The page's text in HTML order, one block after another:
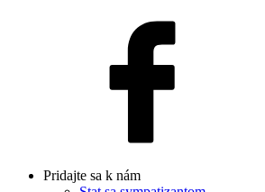
Pridajte sa k nám